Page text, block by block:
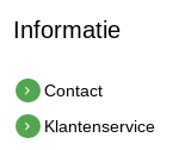
Informatie
Contact
Klantenservice